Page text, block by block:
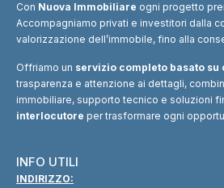
Con Nuova Immobiliare ogni progetto
Accompagniamo privati e investitori dalla
valorizzazione dell’immobile, fino alla
Offriamo un servizio completo basato su
trasparenza e attenzione ai dettagli,
immobiliare, supporto tecnico e soluzioni
interlocutore per trasformare ogni
INFO UTILI
INDIRIZZO: